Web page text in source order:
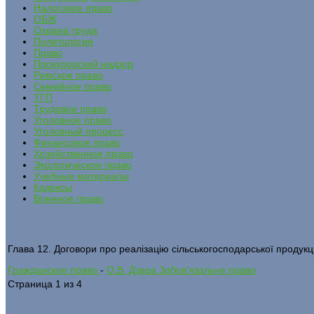
Налоговое право
ОБЖ
Охрана труда
Политология
Право
Прокурорский надзор
Римское право
Семейное право
ТГП
Трудовое право
Уголовное право
Уголовный процесс
Финансовое право
Хозяйственное право
Экологическое право
Учебные материалы
Кодексы
Военное право
Глава 12. Договори про реалізацію сільськогосподарської
Гражданское право - О.В. Дзера Зобов'язальне право
Страница 1 из 4